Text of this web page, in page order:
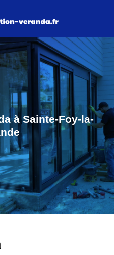
à Sainte-Foy-la-